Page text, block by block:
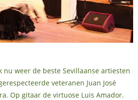
nu weer de beste Sevillaanse artiesten
veteranen Juan José
Op gitaar de virtuose Luis Amador.